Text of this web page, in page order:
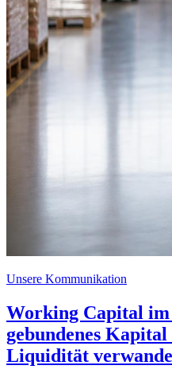
Unsere Kommunikation
Working Capital
gebundenes
Liquidität